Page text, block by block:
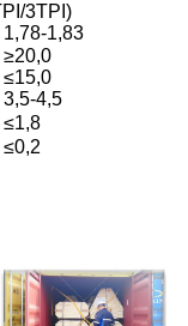
3TPI)
1,78-1,83
≥20,0
≤15,0
3,5-4,5
≤1,8
≤0,2